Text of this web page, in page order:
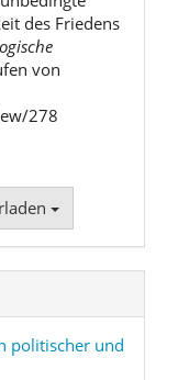
des Friedens
von
278
politischer und